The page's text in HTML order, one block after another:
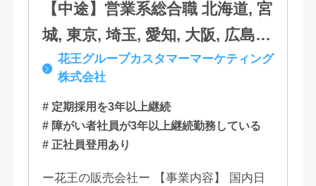
【中途】営業系総合職 北海道, 宮
城, 東京, 埼玉, 愛知, 大阪, 広島,
福岡花王グループカスタマーマーケティング
株式会社
# 定期採用を3年以上継続
# 障がい者社員が3年以上継続勤務している
# 正社員登用あり
ー花王の販売会社ー 【事業内容】 国内日